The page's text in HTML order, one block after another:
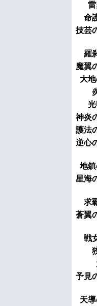
命
技芸
羅
魔翼
大
神炎
護法
逆心
地
星海
求
蒼翼
戦
予見
天